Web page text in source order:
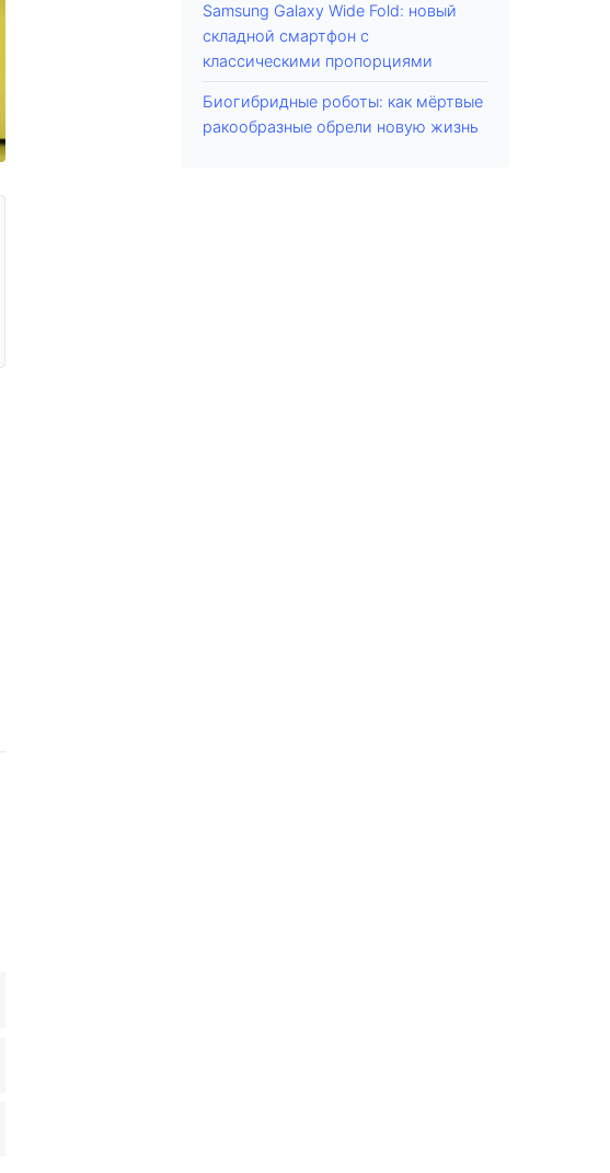
Samsung Galaxy Wide Fold: новый
складной смартфон с
классическими пропорциями
Биогибридные роботы: как мёртвые
ракообразные обрели новую жизнь